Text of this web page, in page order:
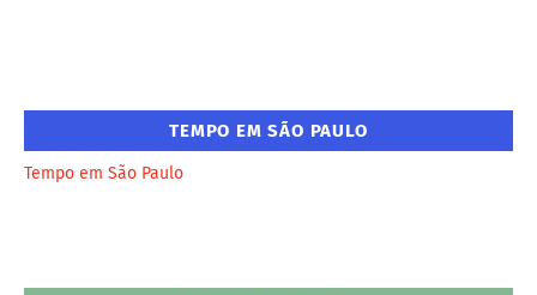
TEMPO EM SÃO PAULO
Tempo em São Paulo